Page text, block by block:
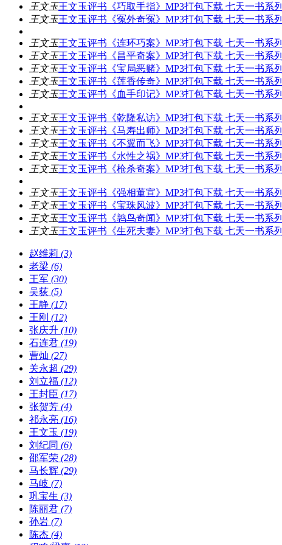
王文玉王文玉评书《巧取手指》MP3打包下载 七天一书系列
王文玉王文玉评书《冤外奇冤》MP3打包下载 七天一书系列
王文玉王文玉评书《连环巧案》MP3打包下载 七天一书系列
王文玉王文玉评书《昌平奇案》MP3打包下载 七天一书系列
王文玉王文玉评书《宝局恶赌》MP3打包下载 七天一书系列
王文玉王文玉评书《莲香传奇》MP3打包下载 七天一书系列
王文玉王文玉评书《血手印记》MP3打包下载 七天一书系列
王文玉王文玉评书《乾隆私访》MP3打包下载 七天一书系列
王文玉王文玉评书《马寿出师》MP3打包下载 七天一书系列
王文玉王文玉评书《不翼而飞》MP3打包下载 七天一书系列
王文玉王文玉评书《水性之祸》MP3打包下载 七天一书系列
王文玉王文玉评书《枪杀奇案》MP3打包下载 七天一书系列
王文玉王文玉评书《强相董宣》MP3打包下载 七天一书系列
王文玉王文玉评书《宝珠风波》MP3打包下载 七天一书系列
王文玉王文玉评书《鹑鸟奇闻》MP3打包下载 七天一书系列
王文玉王文玉评书《生死夫妻》MP3打包下载 七天一书系列
赵维莉 (3)
老梁 (6)
王军 (30)
吴荻 (5)
王静 (17)
王刚 (12)
张庆升 (10)
石连君 (19)
曹灿 (27)
关永超 (29)
刘立福 (12)
王封臣 (17)
张贺芳 (4)
祁永亮 (16)
王文玉 (19)
刘纪同 (6)
邵军荣 (28)
马长辉 (29)
马岐 (7)
巩宝生 (3)
陈丽君 (7)
孙岩 (7)
陈杰 (4)